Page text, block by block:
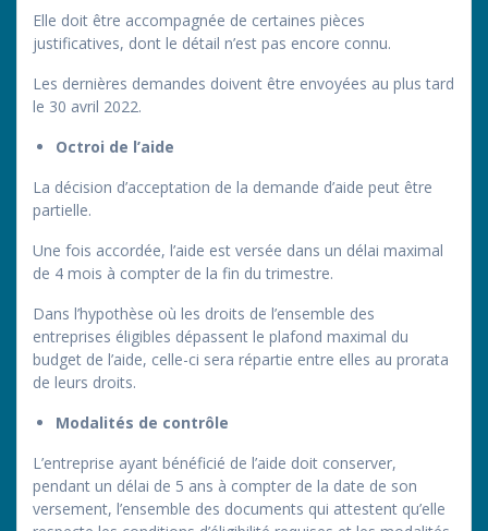
Elle doit être accompagnée de certaines pièces
justificatives, dont le détail n’est pas encore connu.
Les dernières demandes doivent être envoyées au plus tard
le 30 avril 2022.
Octroi de l’aide
La décision d’acceptation de la demande d’aide peut être
partielle.
Une fois accordée, l’aide est versée dans un délai maximal
de 4 mois à compter de la fin du trimestre.
Dans l’hypothèse où les droits de l’ensemble des
entreprises éligibles dépassent le plafond maximal du
budget de l’aide, celle-ci sera répartie entre elles au prorata
de leurs droits.
Modalités de contrôle
L’entreprise ayant bénéficié de l’aide doit conserver,
pendant un délai de 5 ans à compter de la date de son
versement, l’ensemble des documents qui attestent qu’elle